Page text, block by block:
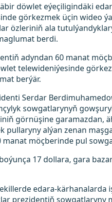
döwlet eýeçiligindäki
görkezmek üçin wideo
özleriniň ala
berdi.
adyndan 60 manat
telewideniýesinde
berýär.
Serdar
sowgatlarynyň
görnüşine garamazdan,
alýan zenan
möçberinde pul
17 dollara, gara
edara-kärhanalarda
prezidentiň sowgatlaryny